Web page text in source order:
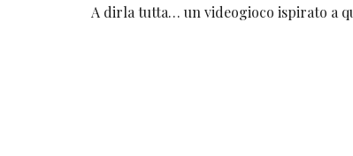
A dirla tutta… un videogioco ispirato a